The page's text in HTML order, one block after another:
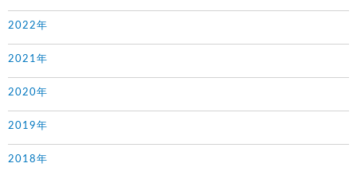
2022年
2021年
2020年
2019年
2018年